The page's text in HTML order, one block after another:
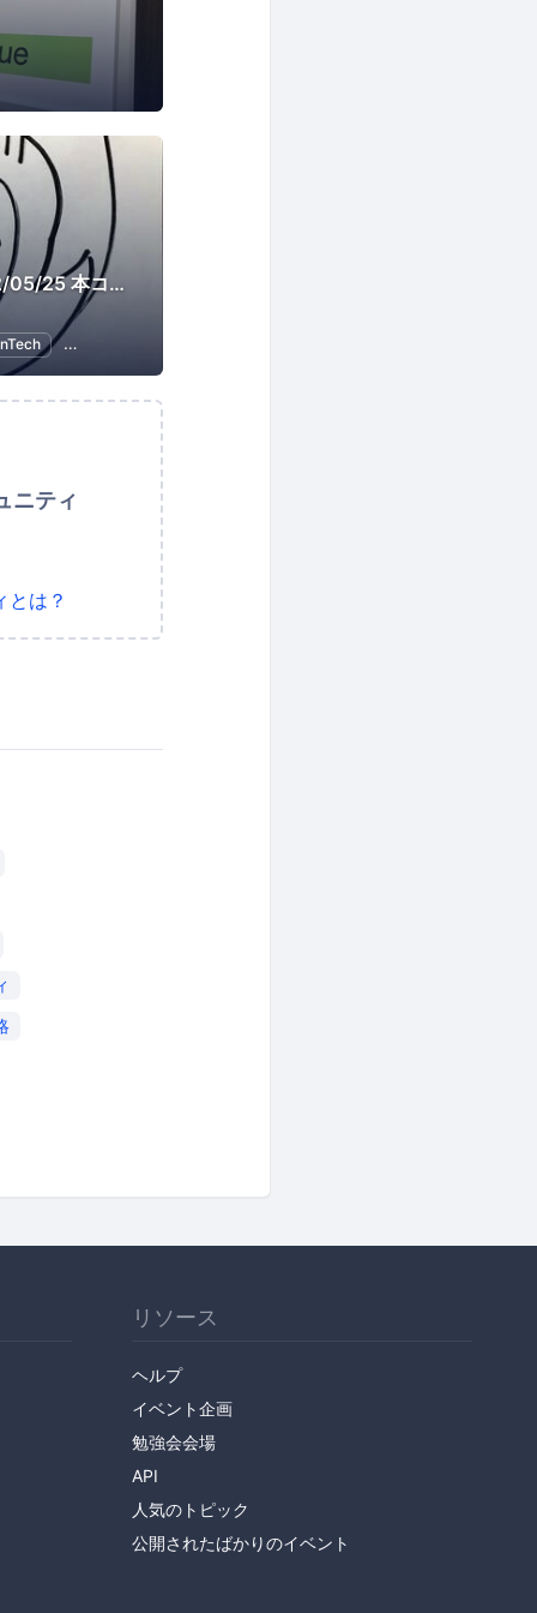
X-Tech JAWS(2022/05/25 本コミュニティはクローズしました。いままでご参加ありがとうございました。)
情報システム
ニティ
とは？
リソース
ヘルプ
イベント企画
勉強会会場
API
人気のトピック
公開されたばかりのイベント